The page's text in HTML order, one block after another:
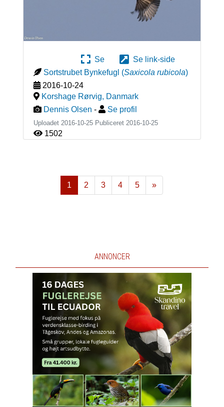
Se
Se link-side
Sortstrubet Bynkefugl (Saxicola rubicola)
2016-10-24
Korshage Rørvig, Danmark
Dennis Olsen - Se profil
Uploadet 2016-10-25 Publiceret 2016-10-25
1502
1 2 3 4 5
»
Næste
ANNONCER